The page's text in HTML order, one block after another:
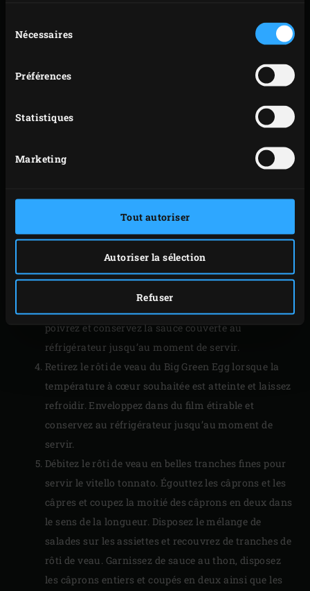
duNécessaires
Préférences
Statistiques
Marketing
Tout autoriser
Autoriser la sélection
Refuser
charbon de bois et allumez-les. Laissez le couvercle
Répartissez les copeaux de bois trempés dans l’eau
dans l’EGG. Posez le rôti de veau sur la grille, fermez
100 °C. Laissez cuire le rôti de veau environ 50
minutes jusqu’à ce que la viande atteigne une
vous permettra de vérifier cette valeur.
Pendant ce temps, préparez la sauce au thon.
Laissez égoutter le thon et les câpres et mélangez
avec les autres ingrédients pour la sauce dans le
poivrez et conservez la sauce couverte au
réfrigérateur jusqu’au moment de servir.
Retirez le rôti de veau du Big Green Egg lorsque la
température à cœur souhaitée est atteinte et laissez
refroidir. Enveloppez dans du film étirable et
conservez au réfrigérateur jusqu’au moment de
servir.
Débitez le rôti de veau en belles tranches fines pour
servir le vitello tonnato. Égouttez les câprons et les
câpres et coupez la moitié des câprons en deux dans
le sens de la longueur. Disposez le mélange de
salades sur les assiettes et recouvrez de tranches de
rôti de veau. Garnissez de sauce au thon, disposez
les câprons entiers et coupés en deux ainsi que les